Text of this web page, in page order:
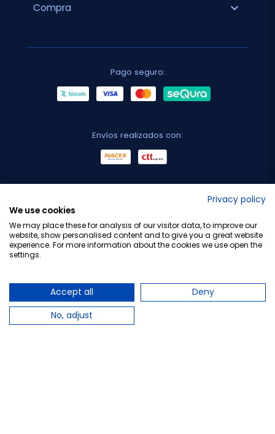
Compra expand_more
Pago seguro:
Envíos realizados con:
Privacy policy
We use cookies
We may place these for analysis of our visitor data, to improve our
website, show personalised content and to give you a great website
experience. For more information about the cookies we use open the
settings.
Accept all
Deny
No, adjust